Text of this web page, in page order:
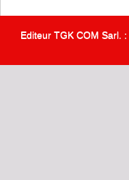
Editeur TGK COM Sarl.